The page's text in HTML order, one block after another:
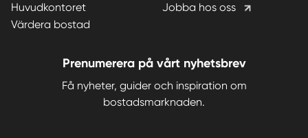
Huvudkontoret
Värdera bostad
Jobba hos oss
Prenumerera på vårt nyhetsbrev
Få nyheter, guider och inspiration om
bostadsmarknaden.